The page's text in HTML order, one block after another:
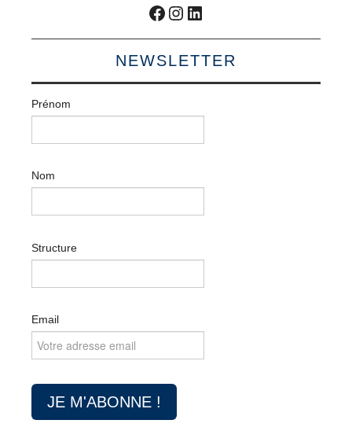
Facebook
Instagram
LinkedIn
NEWSLETTER
Prénom
Nom
Structure
Email